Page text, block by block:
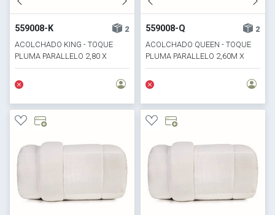
559008-K
2
ACOLCHADO KING - TOQUE
PLUMA PARALLELO 2,80 X
2,40M
559008-Q
2
ACOLCHADO QUEEN - TOQUE
PLUMA PARALLELO 2,60M X
2,40M